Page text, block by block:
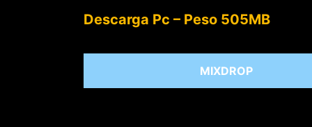
Descarga Pc – Peso 505MB
MIXDROP